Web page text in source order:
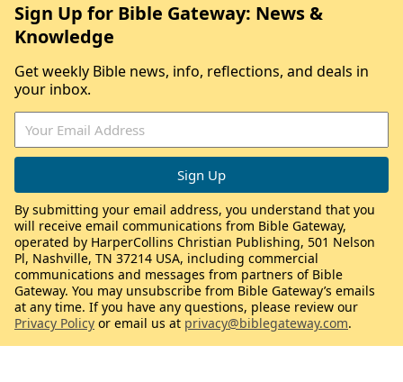
Sign Up for Bible Gateway: News &
Knowledge
Get weekly Bible news, info, reflections, and deals in
your inbox.
By submitting your email address, you understand that you
will receive email communications from Bible Gateway,
operated by HarperCollins Christian Publishing, 501 Nelson
Pl, Nashville, TN 37214 USA, including commercial
communications and messages from partners of Bible
Gateway. You may unsubscribe from Bible Gateway’s emails
at any time. If you have any questions, please review our
Privacy Policy or email us at privacy@biblegateway.com.